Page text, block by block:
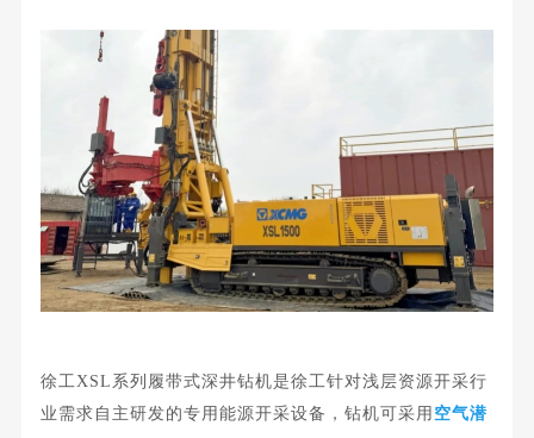
徐工XSL系列履带式深井钻机是徐工针对浅层资源开采行
业需求自主研发的专用能源开采设备，钻机可采用 空气潜